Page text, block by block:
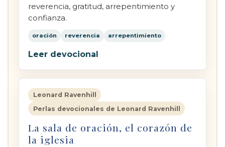
reverencia, gratitud, arrepentimiento y
confianza.
oración reverencia arrepentimiento
Leer devocional
Leonard Ravenhill
Perlas devocionales de Leonard Ravenhill
La sala de oración, el corazón de
la iglesia